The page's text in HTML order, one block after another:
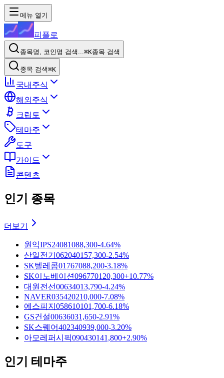
메뉴 열기
피플로
종목명, 코인명 검색...⌘K종목 검색
종목 검색⌘K
국내주식
해외주식
크립토
테마주
도구
가이드
콘텐츠
인기 종목
더보기
원익IPS24081088,300-4.64%
산일전기 062040157,300-2.54%
SK텔레콤01767088,200-3.18%
SK이노베이션096770120,300+10.77%
대원전선00634013,790-4.24%
NAVER035420210,000-7.08%
에스피지 058610101,700-6.18%
GS건설00636031,650-2.91%
SK스퀘어402340939,000-3.20%
아모레퍼시픽090430141,800+2.90%
인기 테마주